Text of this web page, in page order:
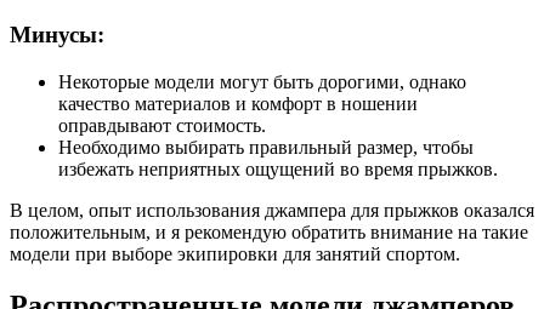
Минусы:
Некоторые модели могут быть дорогими, однако
качество материалов и комфорт в ношении
оправдывают стоимость.
Необходимо выбирать правильный размер, чтобы
избежать неприятных ощущений во время прыжков.
В целом, опыт использования джампера для прыжков оказался
положительным, и я рекомендую обратить внимание на такие
модели при выборе экипировки для занятий спортом.